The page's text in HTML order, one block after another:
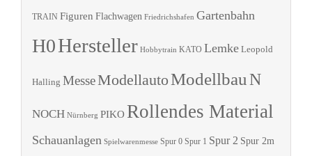
TRAIN Figuren Flachwagen Friedrichshafen Gartenbahn
H0Hersteller Hobbytrain KATO Lemke Leopold
Halling MesseModellautoModellbauN
NOCH Nürnberg PIKO Rollendes Material
Schauanlagen Spielwarenmesse Spur 0 Spur 1 Spur 2 Spur 2m